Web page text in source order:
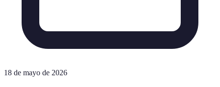
18 de mayo de 2026